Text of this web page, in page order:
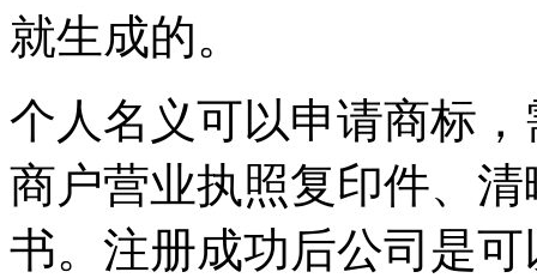
就生成的。
个人名义可以申请商标
商户营业执照复印件、
书。注册成功后公司是